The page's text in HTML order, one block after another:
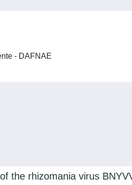
- DAFNAE
the rhizomania virus